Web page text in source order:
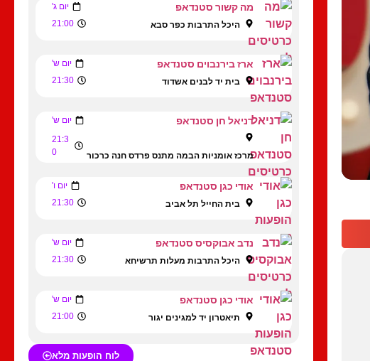
מה קשור סטנדאפ יום ג'
היכל התרבות כפר סבא 21:00
ארז בירנבוים סטנדאפ יום ש'
בית יד לבנים אשדוד 21:30
דניאל חן סטנדאפ יום ש'
מרכז אומניות הבמה מתנס פרדס חנה כרכור
21:3
0
אודי כגן סטנדאפ יום ו'
בית החייל תל אביב 21:30
נדב אבוקסיס סטנדאפ יום ש'
היכל התרבות מעלות תרשיחא 21:30
אודי כגן סטנדאפ יום ש'
תיאטרון יד למגינים יגור 21:00
לוח הופעות מלא